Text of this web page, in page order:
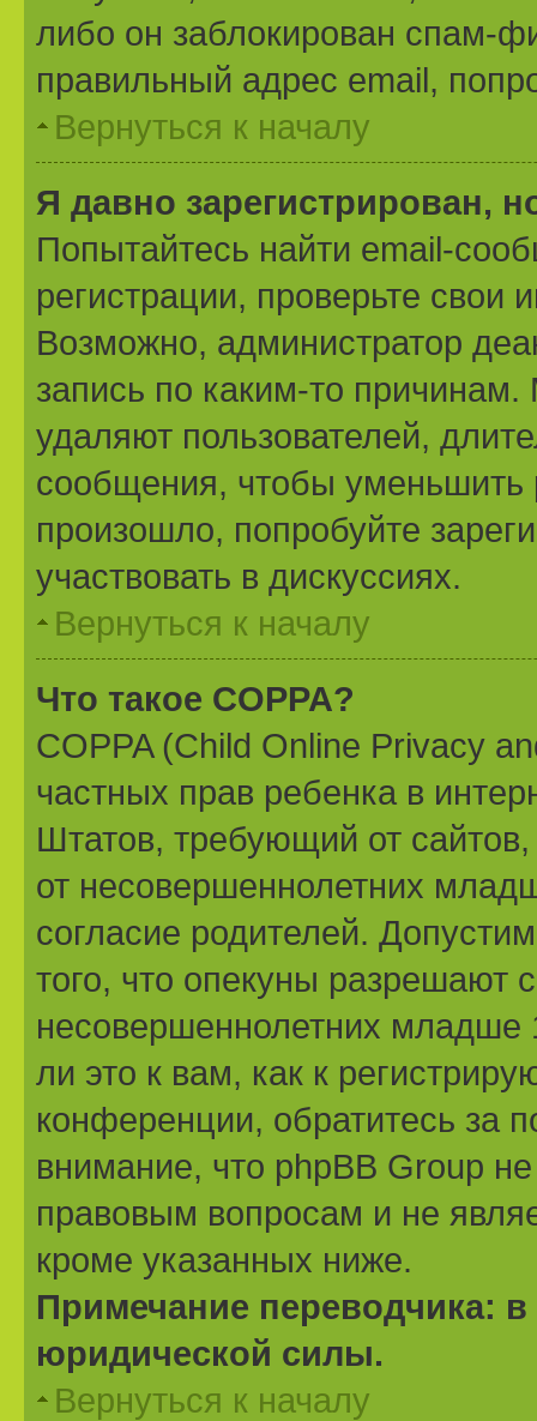
либо он заблокирован спам-
правильный адрес email,
Вернуться к началу
Я давно зарегистрирован,
Попытайтесь найти email-
регистрации, проверьте свои
Возможно, администратор
запись по каким-то
удаляют пользователей,
сообщения, чтобы
произошло, попробуйте
участвовать в дискуссиях.
Вернуться к началу
Что такое COPPA?
COPPA (Child Online Privacy
частных прав ребенка в
Штатов, требующий от
от несовершеннолетних
согласие родителей.
того, что опекуны разрешают
несовершеннолетних
ли это к вам, как к
конференции, обратитесь за
внимание, что phpBB Group
правовым вопросам и не
кроме указанных ниже.
Примечание переводчика:
юридической силы.
Вернуться к началу